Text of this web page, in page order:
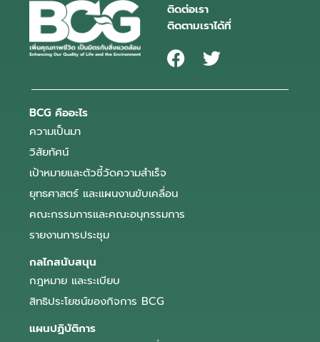
ติดต่อเรา
ติดตามเราได้ที่
BCG คืออะไร
ความเป็นมา
วิสัยทัศน์
เป้าหมายและตัวชี้วัดความสำเร็จ
ยุทธศาสตร์ และแผนงานขับเคลื่อน
คณะกรรมการและคณะอนุกรรมการ
รายงานการประชุม
กลไกสนับสนุน
กฎหมาย และระเบียบ
สิทธิประโยชน์ของกิจการ BCG
แผนปฏิบัติการ